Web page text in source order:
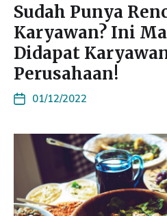
Sudah Punya
Karyawan? Ini
Didapat
Perusahaan!
01/12/2022